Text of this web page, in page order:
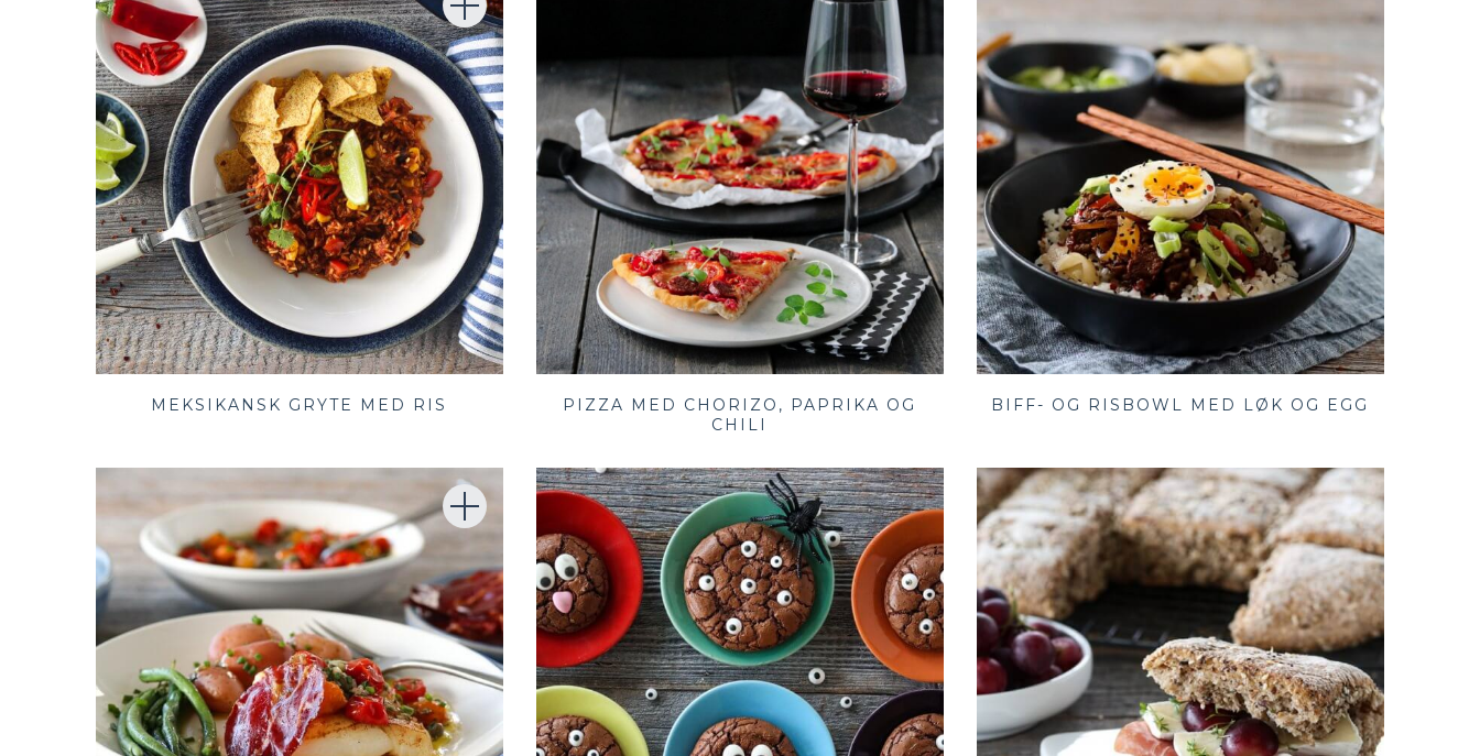
MEKSIKANSK GRYTE MED RIS
PIZZA MED CHORIZO, PAPRIKA OG
CHILI
BIFF- OG RISBOWL MED LØK OG EGG